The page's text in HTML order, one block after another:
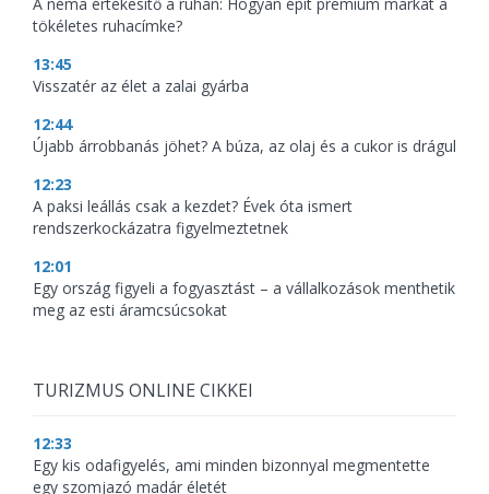
tökéletes ruhacímke?
13:45
Visszatér az élet a zalai gyárba
12:44
Újabb árrobbanás jöhet? A búza, az olaj és a cukor is drágul
12:23
A paksi leállás csak a kezdet? Évek óta ismert
rendszerkockázatra figyelmeztetnek
12:01
Egy ország figyeli a fogyasztást – a vállalkozások menthetik
meg az esti áramcsúcsokat
TURIZMUS ONLINE CIKKEI
12:33
Egy kis odafigyelés, ami minden bizonnyal megmentette
egy szomjazó madár életét